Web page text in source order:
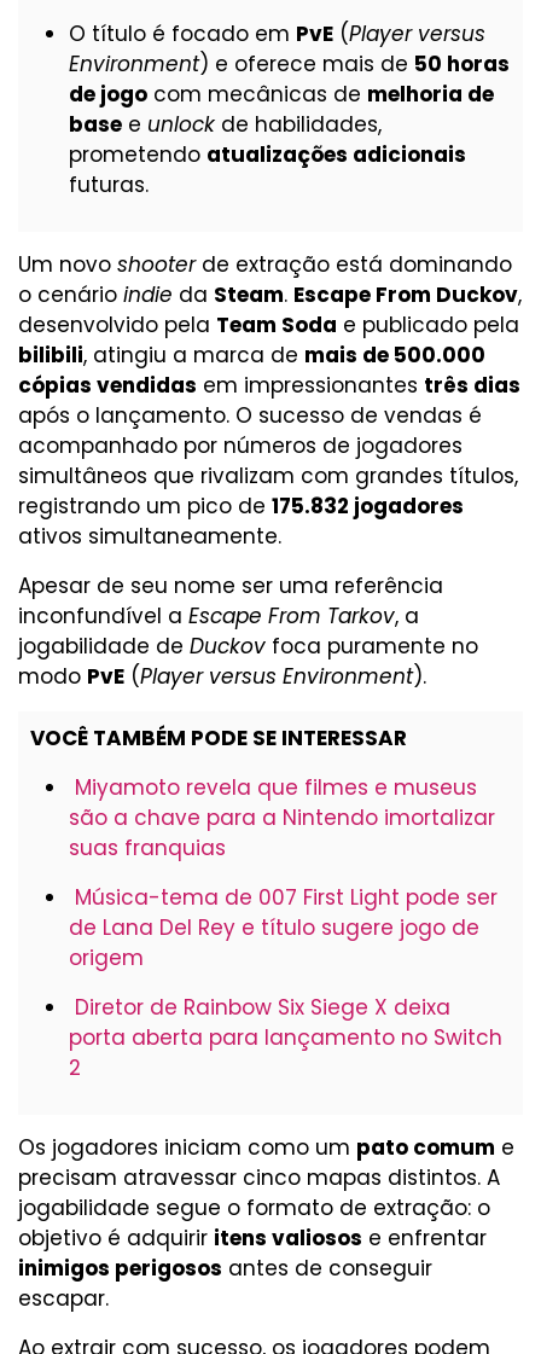
O título é focado em PvE (Player versus
Environment) e oferece mais de 50 horas
de jogo com mecânicas de melhoria de
base e unlock de habilidades,
prometendo atualizações adicionais
futuras.
Um novo shooterde extração está dominando
o cenário indie da Steam. Escape From Duckov,
desenvolvido pela Team Soda e publicado pela
bilibili, atingiu a marca de mais de 500.000
cópias vendidas em impressionantes três dias
após o lançamento. O sucesso de vendas é
acompanhado por números de jogadores
simultâneos que rivalizam com grandes títulos,
registrando um pico de 175.832 jogadores
ativos simultaneamente.
Apesar de seu nome ser uma referência
inconfundível a Escape From Tarkov, a
jogabilidade de Duckov foca puramente no
modo PvE (Player versus Environment).
VOCÊ TAMBÉM PODE SE INTERESSAR
Miyamoto revela que filmes e museus
são a chave para a Nintendo imortalizar
suas franquias
Música-tema de 007 First Light pode ser
de Lana Del Rey e título sugere jogo de
origem
Diretor de Rainbow Six Siege X deixa
porta aberta para lançamento no Switch
2
Os jogadores iniciam como um pato comum e
precisam atravessar cinco mapas distintos. A
jogabilidade segue o formato de extração: o
objetivo é adquirir itens valiosos e enfrentar
inimigos perigosos antes de conseguir
escapar.
Ao extrair com sucesso, os jogadores podem